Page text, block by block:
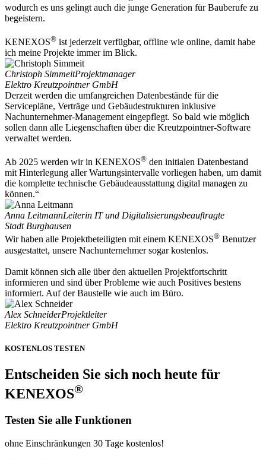
wodurch es uns gelingt auch die junge Generation für Bauberufe zu
begeistern.
KENEXOS® ist jederzeit verfügbar, offline wie online, damit habe
ich meine Projekte immer im Blick.
Christoph SimmeitProjektmanager
Elektro Kreutzpointner GmbH
Derzeit werden die umfangreichen Datenbestände für die
Servicepläne, Verträge und Gebäudestrukturen inklusive
Nachunternehmer-Management eingepflegt. So bald wie möglich
sollen dann alle Liegenschaften über die Kreutzpointner-Software
verwaltet werden.
Ab 2025 werden wir in KENEXOS® den initialen Datenbestand
mit Hinterlegung aller Wartungsintervalle vorliegen haben, um damit
die komplette technische Gebäudeausstattung digital managen zu
können.“
Anna LeitmannLeiterin IT und Digitalisierungsbeauftragte
Stadt Burghausen
Wir haben alle Projektbeteiligten mit einem KENEXOS® Benutzer
ausgestattet, unsere Nachunternehmer sogar kostenlos.
Damit können sich alle über den aktuellen Projektfortschritt
informieren und sind über Probleme wie auch Positives bestens
informiert. Auf der Baustelle wie auch im Büro.
Alex SchneiderProjektleiter
Elektro Kreutzpointner GmbH
KOSTENLOS TESTEN
Entscheiden Sie sich noch heute für
KENEXOS®
Testen Sie alle Funktionen
ohne Einschränkungen 30 Tage kostenlos!